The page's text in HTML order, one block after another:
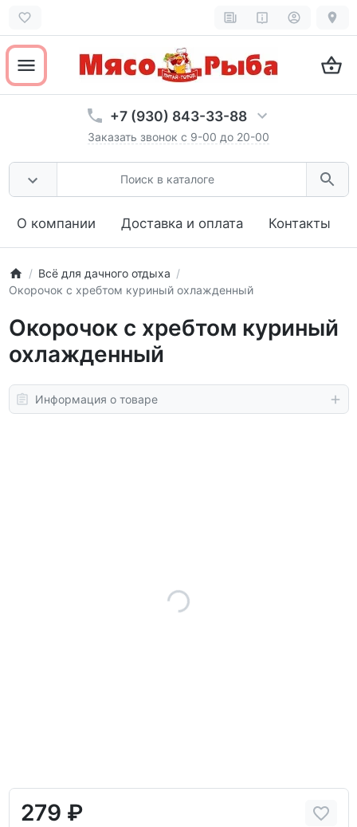
+7 (930) 843-33-88
Заказать звонок с 9-00 до 20-00
О компании Доставка и оплата Контакты
Всё для дачного отдыха
Окорочок с хребтом куриный охлажденный
Окорочок с хребтом куриный
охлажденный
Информация о товаре
279 ₽
Открыть все разделы товаров